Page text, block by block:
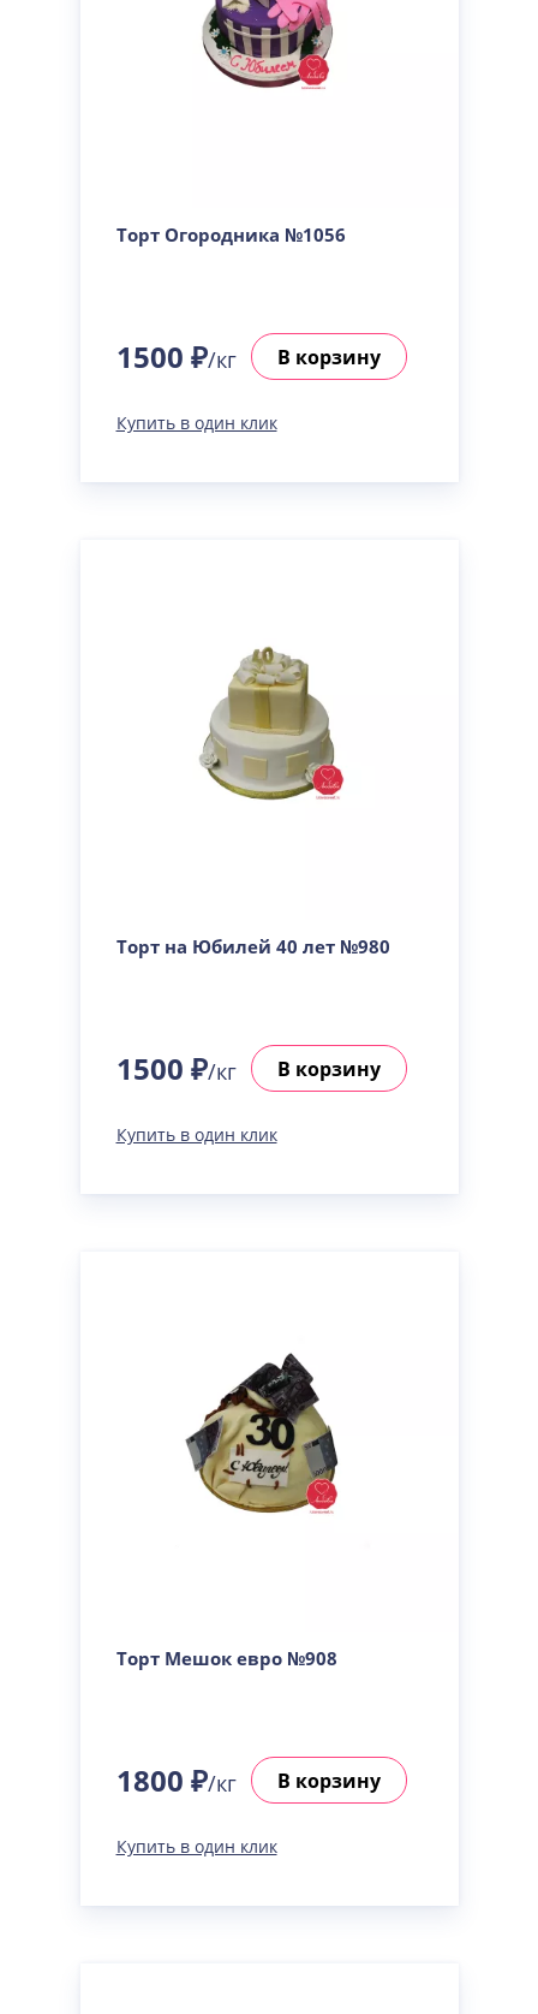
Торт Огородника №1056
1500 ₽/кг В корзину
Купить в один клик
Торт на Юбилей 40 лет №980
1500 ₽/кг В корзину
Купить в один клик
Торт Мешок евро №908
1800 ₽/кг В корзину
Купить в один клик